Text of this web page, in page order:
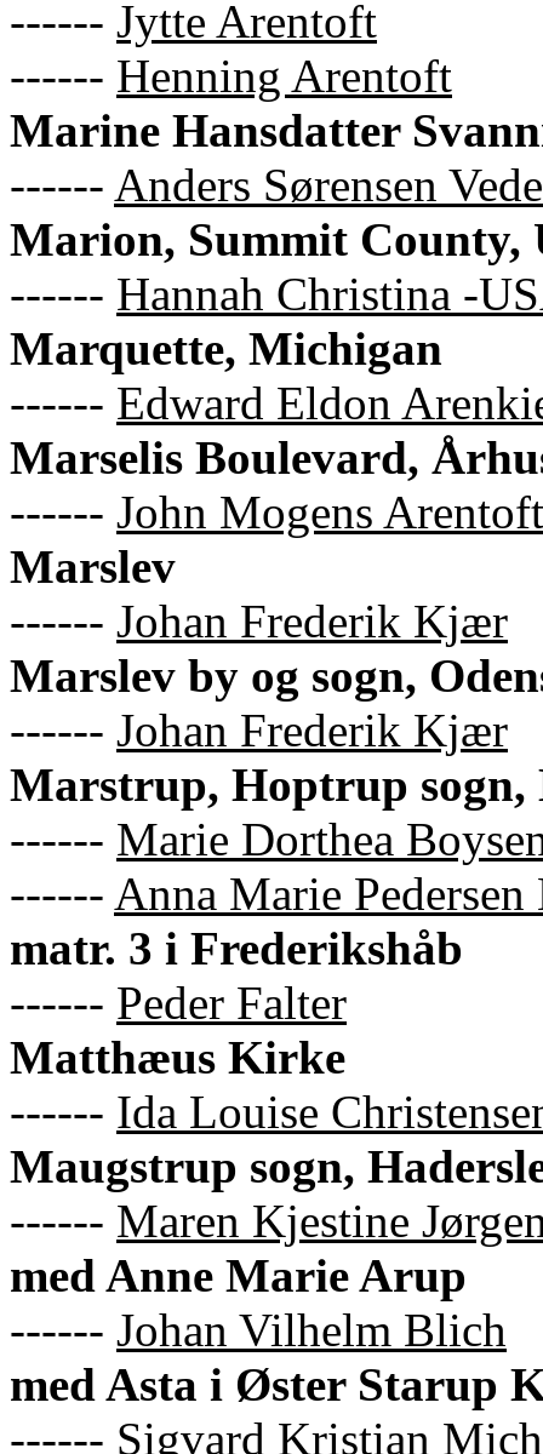
------ Jytte Arentoft
------ Henning Arentoft
Marine Hansdatter
------ Anders Sørensen
Marion, Summit County,
------ Hannah Christina -
Marquette, Michigan
------ Edward Eldon
Marselis Boulevard,
------ John Mogens Arentoft
Marslev
------ Johan Frederik Kjær
Marslev by og sogn,
------ Johan Frederik Kjær
Marstrup, Hoptrup sogn,
------ Marie Dorthea
------ Anna Marie
matr. 3 i Frederikshåb
------ Peder Falter
Matthæus Kirke
------ Ida Louise
Maugstrup sogn,
------ Maren Kjestine
med Anne Marie Arup
------ Johan Vilhelm Blich
med Asta i Øster Starup
------ Sigvard Kristian